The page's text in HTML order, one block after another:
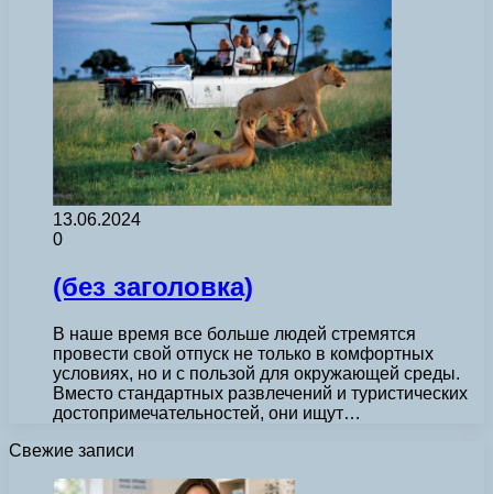
13.06.2024
0
(без заголовка)
В наше время все больше людей стремятся
провести свой отпуск не только в комфортных
условиях, но и с пользой для окружающей среды.
Вместо стандартных развлечений и туристических
достопримечательностей, они ищут…
Свежие записи